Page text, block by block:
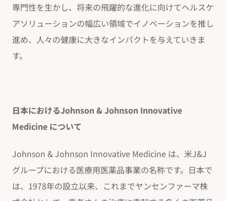
専門性を生かし、将来の飛躍的な進化に向けてヘルスケ
アソリューションの幅広い領域でイノベーションを推し
進め、人々の健康に大きなインパクトを与えていきま
す。
日本におけるJohnson & Johnson Innovative
Medicine について
Johnson & Johnson Innovative Medicine は、米J&J
グループにおける医療用医薬品事業の名称です。日本で
は、1978年の設立以来、これまでヤンセンファーマ株